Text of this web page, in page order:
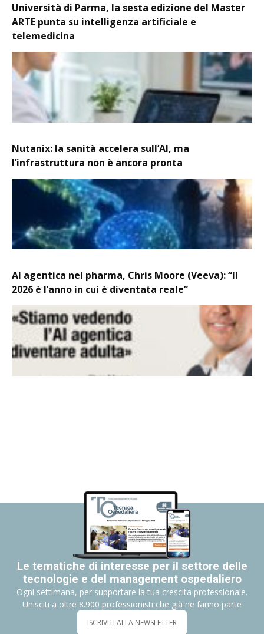
Università di Parma, la sesta edizione del Master
ARTE punta su intelligenza artificiale e
telemedicina
Nutanix: la sanità accelera sull’AI, ma
l’infrastruttura non è ancora pronta
AI agentica nel pharma, Chris Moore (Veeva): “Il
2026 è l’anno in cui è diventata reale”
Le tematiche di interesse per il settore delle
tecnologie e del management ospedaliero
Ogni settimana, per supportare la tua crescita professionale.
Unisciti a oltre 8.900 professionisti che già ne fanno parte
ISCRIVITI ALLA NEWSLETTER